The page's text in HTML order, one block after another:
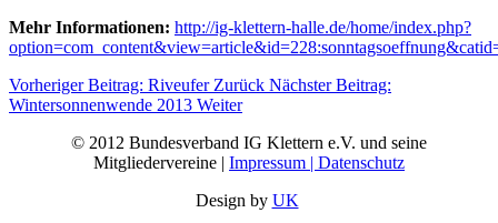
Mehr Informationen: http://ig-klettern-halle.de/home/index.php?
Vorheriger Beitrag: Riveufer Zurück Nächster Beitrag:
Wintersonnenwende 2013 Weiter
© 2012 Bundesverband IG Klettern e.V. und seine
Mitgliedervereine | Impressum | Datenschutz
Design by UK